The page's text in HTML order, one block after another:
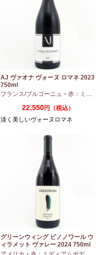
・ピノノワール
AJ ヴァオナ ヴォーヌ ロマネ 2023
750ml
フランス/ブルゴーニュ ・ 赤：ミディアムボディ
22,550円（税込）
淡く美しいヴォーヌロマネ
グリーンウィング ピノノワール ウ
ィラメット ヴァレー 2024 750ml